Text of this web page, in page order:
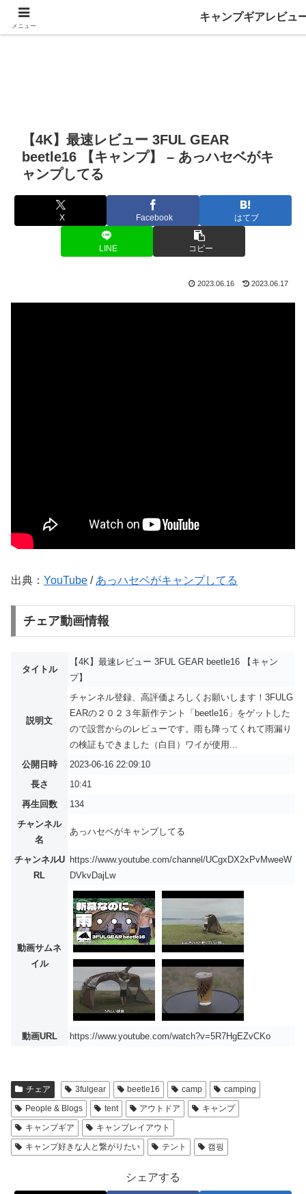
【4K】最速レビュー 3FUL GEAR
beetle16 【キャンプ】 – あっハセベがキ
ャンプしてる
X Facebook はてブ
LINE コピー
2023.06.16 2023.06.17
出典： YouTube / あっハセベがキャンプしてる
チェア動画情報
タイトル
【4K】最速レビュー 3FUL GEAR beetle16 【キャン
プ】
説明文
チャンネル登録、高評価よろしくお願いします！3FULG
EARの２０２３年新作テント「beetle16」をゲットした
ので設営からのレビューです。雨も降ってくれて雨漏り
の検証もできました（白目）ワイが使用...
公開日時
2023-06-16 22:09:10
長さ
10:41
再生回数
134
チャンネル
名
あっハセベがキャンプしてる
チャンネルU
RL
https://www.youtube.com/channel/UCgxDX2xPvMweeW
DVkvDajLw
動画サムネ
イル
動画URL https://www.youtube.com/watch?v=5R7HgEZvCKo
チェア 3fulgear beetle16 camp
camping
People & Blogs
tent アウトドア
キャンプ
キャンプギア
キャンプレイアウト
キャンプ好きな人と繋がりたい
テント 캠핑
シェアする
メニュー
キャンプギアレビュ